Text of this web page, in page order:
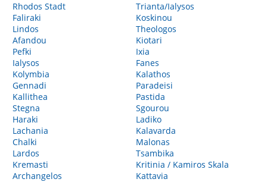
Rhodos Stadt
Faliraki
Lindos
Afandou
Pefki
Ialysos
Kolymbia
Gennadi
Kallithea
Stegna
Haraki
Lachania
Chalki
Lardos
Kremasti
Archangelos
Trianta/Ialysos
Koskinou
Theologos
Kiotari
Ixia
Fanes
Kalathos
Paradeisi
Pastida
Sgourou
Ladiko
Kalavarda
Malonas
Tsambika
Kritinia / Kamiros Skala
Kattavia